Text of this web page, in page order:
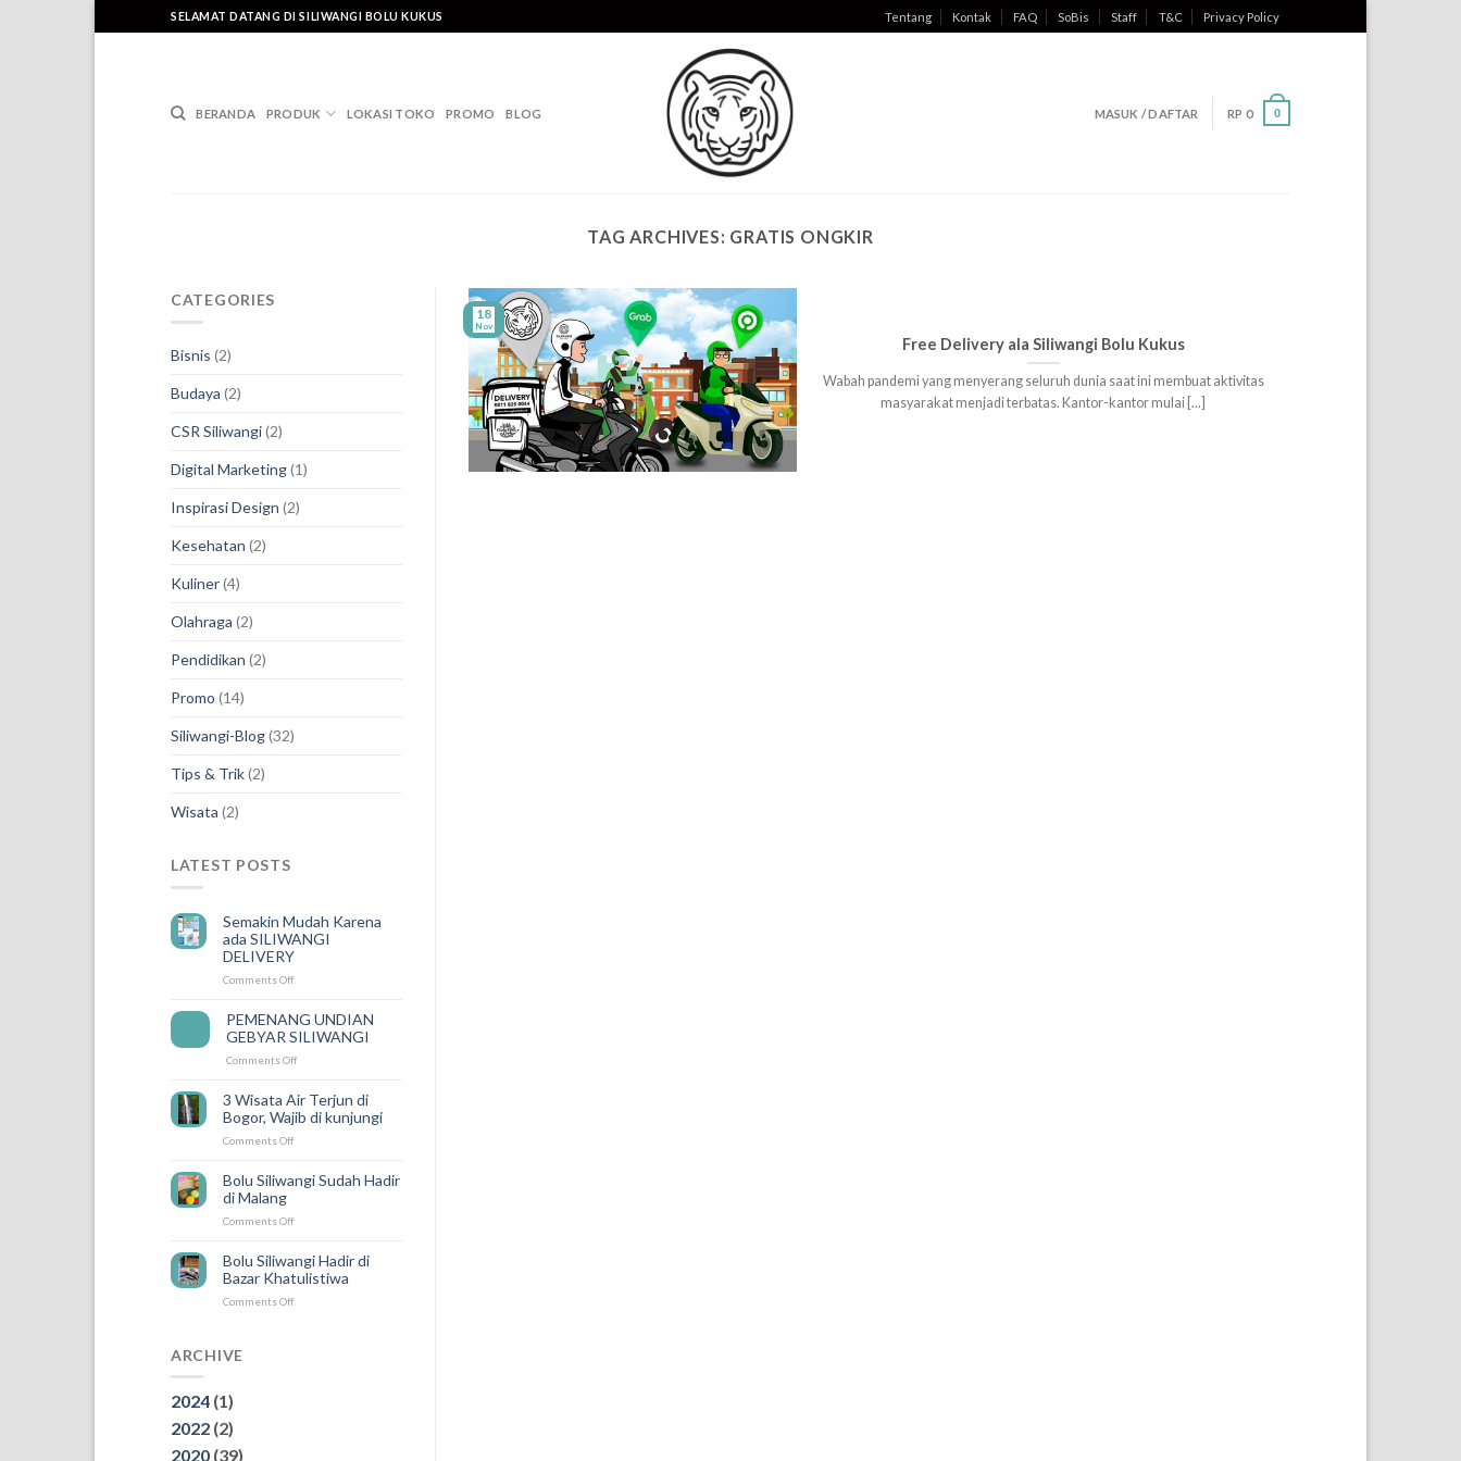
to
SELAMAT DATANG DI SILIWANGI BOLU KUKUS Tentang Kontak FAQ SoBis Staff T&C Privacy Policy
BERANDA PRODUK LOKASI TOKO PROMO BLOG MASUK / DAFTAR RP 0 0
TAG ARCHIVES: GRATIS ONGKIR
CATEGORIES
Bisnis (2)
Budaya (2)
CSR Siliwangi(2)
Digital Marketing(1)
Inspirasi Design (2)
Kesehatan (2)
Kuliner(4)
Olahraga (2)
Pendidikan (2)
Promo (14)
Siliwangi-Blog(32)
Tips & Trik(2)
Wisata (2)
LATEST POSTS
Semakin Mudah Karena
ada SILIWANGI
DELIVERY
Comments Offon
Karena
ada
SILIWANGI
PEMENANG UNDIAN
GEBYAR SILIWANGI
Comments Offon
GEBYAR
SILIWANGI
3 Wisata Air Terjun di
Bogor, Wajib di kunjungi
Comments Offon
Air
di
Wajib
di
kunjungi
Bolu Siliwangi Sudah Hadir
di Malang
Comments Offon
Sudah
Hadir
di
Bolu Siliwangi Hadir di
Bazar Khatulistiwa
Comments Offon
ARCHIVE
2024 (1)
2022 (2)
2020 (39)
Free Delivery ala Siliwangi Bolu Kukus
Wabah pandemi yang menyerang seluruh dunia saat ini membuat aktivitas
masyarakat menjadi terbatas. Kantor-kantor mulai [...]
18
Nov